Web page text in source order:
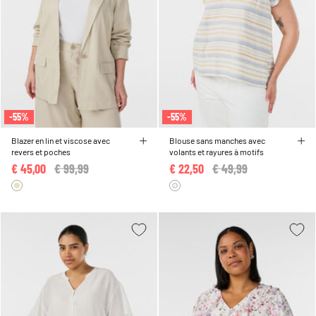
-55%
Blazer en lin et viscose avec
revers et poches
Price reduced from
€ 99,99
€ 45,00
-55%
Blouse sans manches avec
volants et rayures à motifs
Price reduced from
€ 49,99
€ 22,50